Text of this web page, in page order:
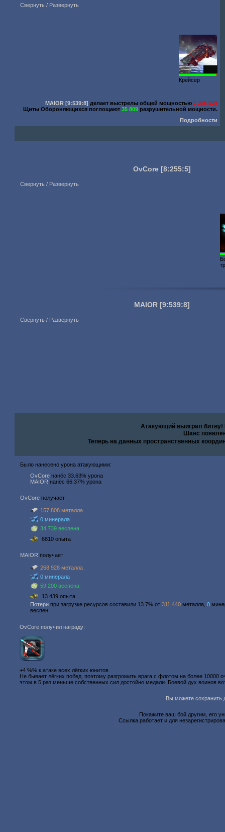
Свернуть / Развернуть
Крейсер
MAIOR [9:539:8] делает выстрелы общей мощностью2 356 529
Щиты Обороняющихся поглощают35 809 разрушительной мощности.
Подробности
OvCore [8:255:5]
Свернуть / Развернуть
MAIOR [9:539:8]
Свернуть / Развернуть
Атакующий выиграл
Шанс
Теперь на данных пространственных
Было нанесено урона атакующими:
OvCore нанёс 33.63% урона
MAIOR нанёс 66.37% урона
OvCore получает
157 808 металла
0 минерала
34 739 веспена
6810 опыта
MAIOR получает
268 928 металла
0 минерала
59 200 веспена
13 439 опыта
Потери при загрузке ресурсов составили 13.7% от311 440 металла,0
веспен
OvCore получил награду:
+4 %% к атаке всех лёгких юнитов.
Не бывает лёгких побед, поэтому разгромить врага с флотом на более 10000
этом в 5 раз меньше собственных сил достойно медали. Боевой дух воинов
Вы можете сохранить
Покажите ваш бой другим, его
Ссылка работает и для